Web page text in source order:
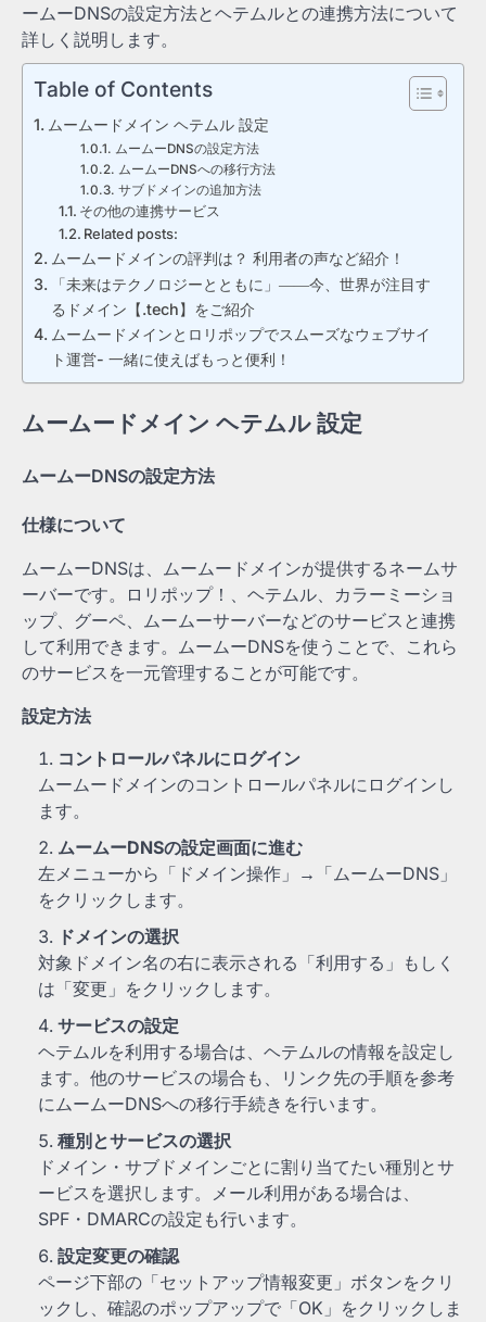
ームーDNSの設定方法とヘテムルとの連携方法について
詳しく説明します。
Table of Contents
ムームードメイン ヘテムル 設定
ムームーDNSの設定方法
ムームーDNSへの移行方法
サブドメインの追加方法
その他の連携サービス
Related posts:
ムームードメインの評判は？ 利用者の声など紹介！
「未来はテクノロジーとともに」――今、世界が注目す
るドメイン【.tech】をご紹介
ムームードメインとロリポップでスムーズなウェブサイ
ト運営- 一緒に使えばもっと便利！
ムームードメイン ヘテムル 設定
ムームーDNSの設定方法
仕様について
ムームーDNSは、ムームードメインが提供するネームサ
ーバーです。ロリポップ！、ヘテムル、カラーミーショ
ップ、グーペ、ムームーサーバーなどのサービスと連携
して利用できます。ムームーDNSを使うことで、これら
のサービスを一元管理することが可能です。
設定方法
コントロールパネルにログイン
ムームードメインのコントロールパネルにログインし
ます。
ムームーDNSの設定画面に進む
左メニューから「ドメイン操作」→「ムームーDNS」
をクリックします。
ドメインの選択
対象ドメイン名の右に表示される「利用する」もしく
は「変更」をクリックします。
サービスの設定
ヘテムルを利用する場合は、ヘテムルの情報を設定し
ます。他のサービスの場合も、リンク先の手順を参考
にムームーDNSへの移行手続きを行います。
種別とサービスの選択
ドメイン・サブドメインごとに割り当てたい種別とサ
ービスを選択します。メール利用がある場合は、
SPF・DMARCの設定も行います。
設定変更の確認
ページ下部の「セットアップ情報変更」ボタンをクリ
ックし、確認のポップアップで「OK」をクリックしま